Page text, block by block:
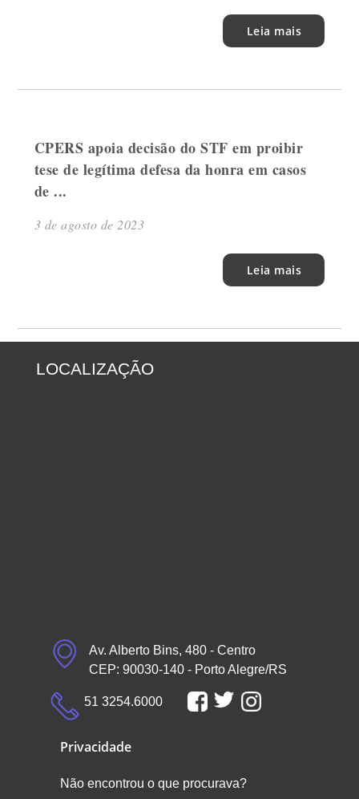
Leia mais
CPERS apoia decisão do STF em proibir
tese de legítima defesa da honra em casos
de ...
3 de agosto de 2023
Leia mais
LOCALIZAÇÃO
Av. Alberto Bins, 480 - Centro
CEP: 90030-140 - Porto Alegre/RS
51 3254.6000
Privacidade
Não encontrou o que procurava?